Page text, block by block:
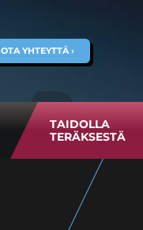
OTA YHTEYTTÄ ›
TAIDOLLA
TERÄKSESTÄ